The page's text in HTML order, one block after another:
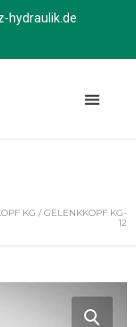
hydraulik.de
KG / GELENKKOPF KG-
12